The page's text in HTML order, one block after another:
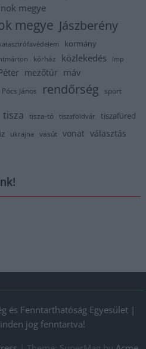
megye
megye Jászberény
kormány
kórház közlekedés lmp
mezőtúr máv
Pócs János rendőrség sport
tisza tisza-tó tiszaföldvár tiszafüred
ukrajna vasút vonat választás
és Fenntarthatóság Egyesület |
jog fenntartva!